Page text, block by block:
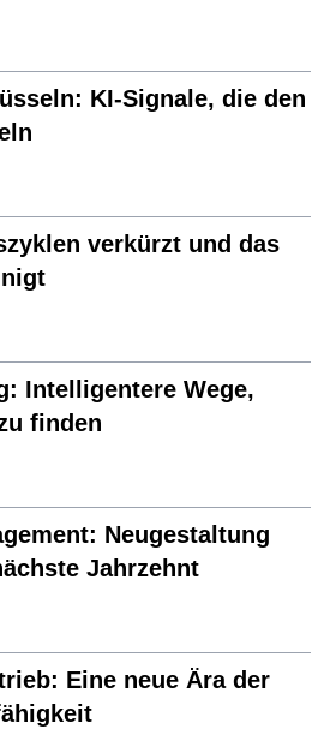
KI-Signale, die den
verkürzt und das
Intelligentere Wege,
finden
Neugestaltung
Jahrzehnt
Eine neue Ära der